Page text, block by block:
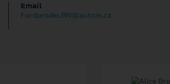
Email
Fordprodej.BN@autoin.cz